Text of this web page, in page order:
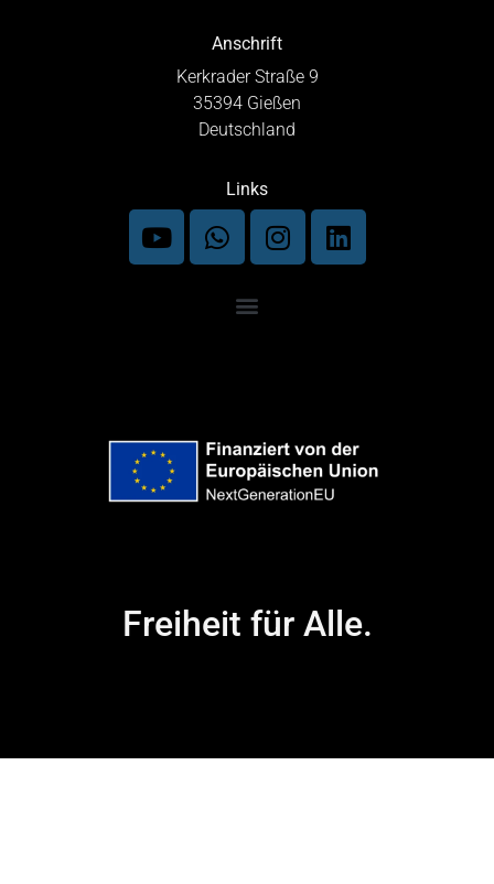
Anschrift
Kerkrader Straße 9
35394 Gießen
Deutschland
Links
Freiheit für Alle.